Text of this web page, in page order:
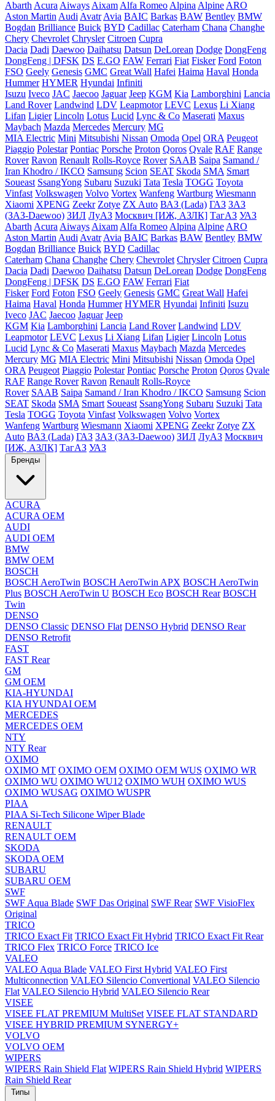
Abarth Acura Aiways Aixam Alfa Romeo Alpina Alpine ARO
Aston Martin Audi Avatr Avia BAIC Barkas BAW Bentley BMW
Bogdan Brilliance Buick BYD Cadillac Caterham Chana Changhe
Chery Chevrolet Chrysler Citroen Cupra
Dacia Dadi Daewoo Daihatsu Datsun DeLorean Dodge DongFeng
DongFeng | DFSK DS E.GO FAW Ferrari Fiat Fisker Ford Foton
FSO Geely Genesis GMC Great Wall Hafei Haima Haval Honda
Hummer HYMER Hyundai Infiniti
Isuzu Iveco JAC Jaecoo Jaguar Jeep KGM Kia Lamborghini Lancia
Land Rover Landwind LDV Leapmotor LEVC Lexus Li Xiang
Lifan Ligier Lincoln Lotus Lucid Lync & Co Maserati Maxus
Maybach Mazda Mercedes Mercury MG
MIA Electric Mini Mitsubishi Nissan Omoda Opel ORA Peugeot
Piaggio Polestar Pontiac Porsche Proton Qoros Qvale RAF Range
Rover Ravon Renault Rolls-Royce Rover SAAB Saipa Samand /
Iran Khodro / IKCO Samsung Scion SEAT Skoda SMA Smart
Soueast SsangYong Subaru Suzuki Tata Tesla TOGG Toyota
Vinfast Volkswagen Volvo Vortex Wanfeng Wartburg Wiesmann
Xiaomi XPENG Zeekr Zotye ZX Auto ВАЗ (Lada) ГАЗ ЗАЗ
(ЗАЗ-Daewoo) ЗИЛ ЛуАЗ Москвич [ИЖ, АЗЛК] ТагАЗ УАЗ
Abarth Acura Aiways Aixam Alfa Romeo Alpina Alpine ARO
Aston Martin Audi Avatr Avia BAIC Barkas BAW Bentley BMW
Bogdan Brilliance Buick BYD Cadillac
Caterham Chana Changhe Chery Chevrolet Chrysler Citroen Cupra
Dacia Dadi Daewoo Daihatsu Datsun DeLorean Dodge DongFeng
DongFeng | DFSK DS E.GO FAW Ferrari Fiat
Fisker Ford Foton FSO Geely Genesis GMC Great Wall Hafei
Haima Haval Honda Hummer HYMER Hyundai Infiniti Isuzu
Iveco JAC Jaecoo Jaguar Jeep
KGM Kia Lamborghini Lancia Land Rover Landwind LDV
Leapmotor LEVC Lexus Li Xiang Lifan Ligier Lincoln Lotus
Lucid Lync & Co Maserati Maxus Maybach Mazda Mercedes
Mercury MG MIA Electric Mini Mitsubishi Nissan Omoda Opel
ORA Peugeot Piaggio Polestar Pontiac Porsche Proton Qoros Qvale
RAF Range Rover Ravon Renault Rolls-Royce
Rover SAAB Saipa Samand / Iran Khodro / IKCO Samsung Scion
SEAT Skoda SMA Smart Soueast SsangYong Subaru Suzuki Tata
Tesla TOGG Toyota Vinfast Volkswagen Volvo Vortex
Wanfeng Wartburg Wiesmann Xiaomi XPENG Zeekr Zotye ZX
Auto ВАЗ (Lada) ГАЗ ЗАЗ (ЗАЗ-Daewoo) ЗИЛ ЛуАЗ Москвич
[ИЖ, АЗЛК] ТагАЗ УАЗ
Бренды
ACURA
ACURA OEM
AUDI
AUDI OEM
BMW
BMW OEM
BOSCH
BOSCH AeroTwin BOSCH AeroTwin APX BOSCH AeroTwin
Plus BOSCH AeroTwin U BOSCH Eco BOSCH Rear BOSCH
Twin
DENSO
DENSO Classic DENSO Flat DENSO Hybrid DENSO Rear
DENSO Retrofit
FAST
FAST Rear
GM
GM OEM
KIA-HYUNDAI
KIA HYUNDAI OEM
MERCEDES
MERCEDES OEM
NTY
NTY Rear
OXIMO
OXIMO MT OXIMO OEM OXIMO OEM WUS OXIMO WR
OXIMO WU OXIMO WU12 OXIMO WUH OXIMO WUS
OXIMO WUSAG OXIMO WUSPR
PIAA
PIAA Si-Tech Silicone Wiper Blade
RENAULT
RENAULT OEM
SKODA
SKODA OEM
SUBARU
SUBARU OEM
SWF
SWF Aqua Blade SWF Das Original SWF Rear SWF VisioFlex
Original
TRICO
TRICO Exact Fit TRICO Exact Fit Hybrid TRICO Exact Fit Rear
TRICO Flex TRICO Force TRICO Ice
VALEO
VALEO Aqua Blade VALEO First Hybrid VALEO First
Multiconnection VALEO Silencio Convertional VALEO Silencio
Flat VALEO Silencio Hybrid VALEO Silencio Rear
VISEE
VISEE FLAT PREMIUM MultiSet VISEE FLAT STANDARD
VISEE HYBRID PREMIUM SYNERGY+
VOLVO
VOLVO OEM
WIPERS
WIPERS Rain Shield Flat WIPERS Rain Shield Hybrid WIPERS
Rain Shield Rear
Типы